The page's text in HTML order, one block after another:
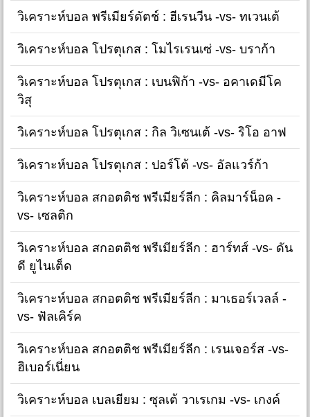
วิเคราะห์บอล พรีเมียร์ดัตช์ : ฮีเรนวีน -vs- ทเวนเต้
วิเคราะห์บอล โปรตุเกส : โมไรเรนเซ่ -vs- บราก้า
วิเคราะห์บอล โปรตุเกส : เบนฟิก้า -vs- อคาเดมีโค
วิสุ
วิเคราะห์บอล โปรตุเกส : กิล วิเซนเต้ -vs- ริโอ อาฟ
วิเคราะห์บอล โปรตุเกส : ปอร์โต้ -vs- อัลแวร์ก้า
วิเคราะห์บอล สกอตติช พรีเมียร์ลีก : คิลมาร์น็อค -
vs- เซลติก
วิเคราะห์บอล สกอตติช พรีเมียร์ลีก : ฮาร์ทส์ -vs- ดัน
ดี ยูไนเต็ด
วิเคราะห์บอล สกอตติช พรีเมียร์ลีก : มาเธอร์เวลล์ -
vs- ฟัลเคิร์ค
วิเคราะห์บอล สกอตติช พรีเมียร์ลีก : เรนเจอร์ส -vs-
ฮิเบอร์เนี่ยน
วิเคราะห์บอล เบลเยียม : ซุลเต้ วาเรเกม -vs- เกงค์